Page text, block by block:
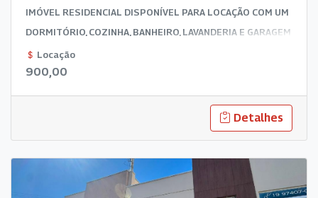
IMÓVEL RESIDENCIAL DISPONÍVEL PARA LOCAÇÃO COM UM
DORMITÓRIO, COZINHA, BANHEIRO, LAVANDERIA E GARAGEM
COBERTA PARA UM VEÍCULO.
Locação
900,00
Detalhes